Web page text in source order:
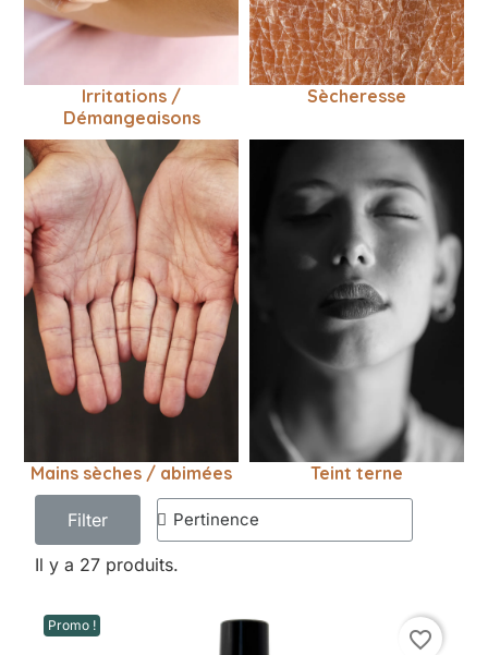
Irritations /
Démangeaisons
Sècheresse
Mains sèches / abimées Teint terne
Il y a 27 produits.
Filter
Promo !
favorite_border